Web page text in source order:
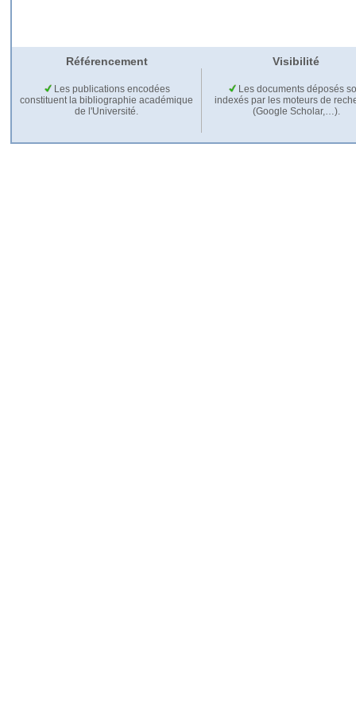
Référencement Visibilité
Les publications encodées
constituent la bibliographie académique
de l'Université.
Les documents déposés
indexés par les moteurs de
(Google Scholar,…).